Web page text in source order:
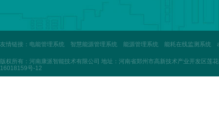
友情链接： 电能管理系统 智慧能源管理系统 能源管理系统 能耗在线监测系统
版权所有：河南康派智能技术有限公司 地址：河南省郑州市高新技术产业开发区莲
16018159号-12